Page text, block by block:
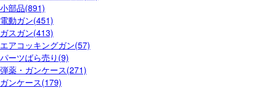
小部品(891)
電動ガン(451)
ガスガン(413)
エアコッキングガン(57)
パーツばら売り(9)
弾薬・ガンケース(271)
ガンケース(179)